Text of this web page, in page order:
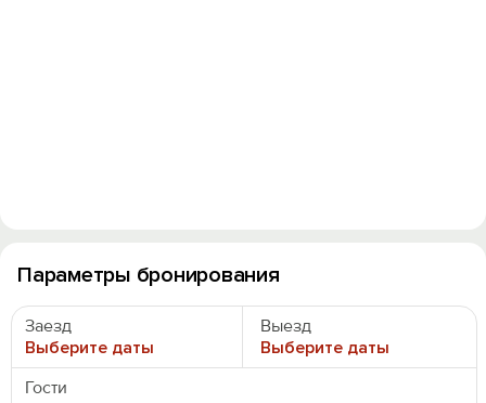
Параметры бронирования
Заезд
Выберите даты
Выезд
Выберите даты
Гости